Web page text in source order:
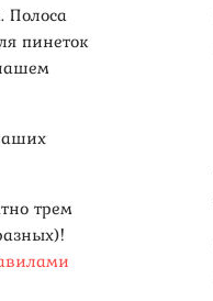
Полоса
пинеток
трем